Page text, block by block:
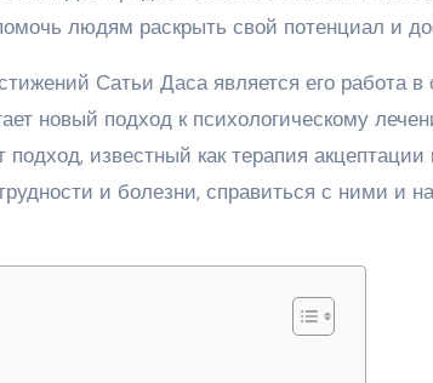
людям раскрыть свой потенциал и
Сатьи Даса является его работа в
новый подход к психологическому
известный как терапия
и болезни, справиться с ними и